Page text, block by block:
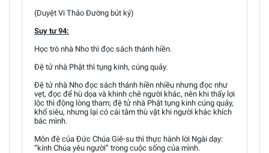
(Duyệt Vi Thảo Đường bút ký)
Suy tư 94:
Học trò nhà Nho thì đọc sách thánh hiền.
Đệ tử nhà Phật thì tụng kinh, cúng quảy.
Đệ tử nhà Nho đọc sách thánh hiền nhiều nhưng đọc như
vẹt, đọc để hù dọa và khinh chê người khác, nên khi thấy lợi
lộc thì động lòng tham; đệ tử nhà Phật tụng kinh cúng quảy,
khổ siêu, nhưng lại có cái tâm thù vặt khi người khác khích
bác mình.
Môn đệ của Đức Chúa Giê-su thì thực hành lời Ngài dạy:
“kính Chúa yêu người” trong cuộc sống của mình.